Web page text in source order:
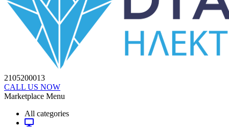
2105200013
CALL US NOW
Marketplace Menu
All categories